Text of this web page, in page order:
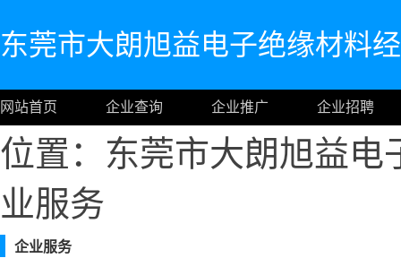
东莞市大朗旭益电子绝缘材料
网站首页 企业查询 企业推广 企业招聘
位置：东莞市大朗旭益
业服务
企业服务